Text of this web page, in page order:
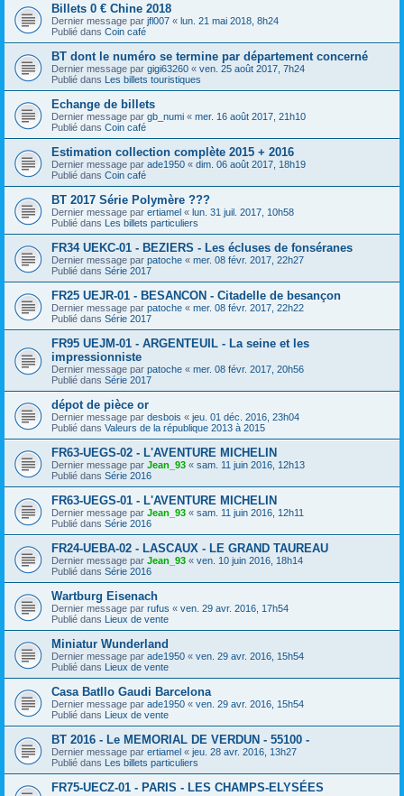
Billets 0 € Chine 2018
Dernier message par jfl007 « lun. 21 mai 2018, 8h24
Publié dans Coin café
BT dont le numéro se termine par département concerné
Dernier message par gigi63260 « ven. 25 août 2017, 7h24
Publié dans Les billets touristiques
Echange de billets
Dernier message par gb_numi « mer. 16 août 2017, 21h10
Publié dans Coin café
Estimation collection complète 2015 + 2016
Dernier message par ade1950 « dim. 06 août 2017, 18h19
Publié dans Coin café
BT 2017 Série Polymère ???
Dernier message par ertiamel « lun. 31 juil. 2017, 10h58
Publié dans Les billets particuliers
FR34 UEKC-01 - BEZIERS - Les écluses de fonséranes
Dernier message par patoche « mer. 08 févr. 2017, 22h27
Publié dans Série 2017
FR25 UEJR-01 - BESANCON - Citadelle de besançon
Dernier message par patoche « mer. 08 févr. 2017, 22h22
Publié dans Série 2017
FR95 UEJM-01 - ARGENTEUIL - La seine et les
impressionniste
Dernier message par patoche « mer. 08 févr. 2017, 20h56
Publié dans Série 2017
dépot de pièce or
Dernier message par desbois « jeu. 01 déc. 2016, 23h04
Publié dans Valeurs de la république 2013 à 2015
FR63-UEGS-02 - L'AVENTURE MICHELIN
Dernier message par Jean_93 « sam. 11 juin 2016, 12h13
Publié dans Série 2016
FR63-UEGS-01 - L'AVENTURE MICHELIN
Dernier message par Jean_93 « sam. 11 juin 2016, 12h11
Publié dans Série 2016
FR24-UEBA-02 - LASCAUX - LE GRAND TAUREAU
Dernier message par Jean_93 « ven. 10 juin 2016, 18h14
Publié dans Série 2016
Wartburg Eisenach
Dernier message par rufus « ven. 29 avr. 2016, 17h54
Publié dans Lieux de vente
Miniatur Wunderland
Dernier message par ade1950 « ven. 29 avr. 2016, 15h54
Publié dans Lieux de vente
Casa Batllo Gaudi Barcelona
Dernier message par ade1950 « ven. 29 avr. 2016, 15h54
Publié dans Lieux de vente
BT 2016 - Le MEMORIAL DE VERDUN - 55100 -
Dernier message par ertiamel « jeu. 28 avr. 2016, 13h27
Publié dans Les billets particuliers
FR75-UECZ-01 - PARIS - LES CHAMPS-ELYSÉES